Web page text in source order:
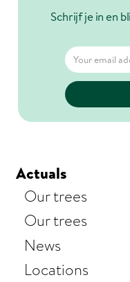
Schrijf je in en
Actuals
Our trees
Our trees
News
Locations